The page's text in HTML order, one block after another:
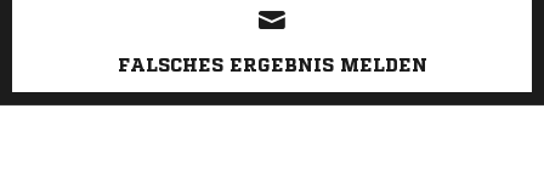
FALSCHES ERGEBNIS MELDEN